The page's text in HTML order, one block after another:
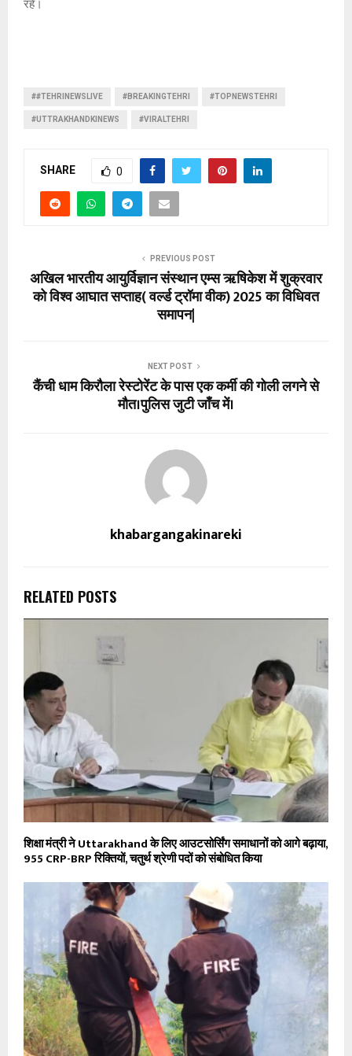
रहे।
##TEHRINEWSLIVE #BREAKINGTEHRI #TOPNEWSTEHRI
#UTTRAKHANDKINEWS #VIRALTEHRI
SHARE 0
PREVIOUS POST
अखिल भारतीय आयुर्विज्ञान संस्थान एम्स ऋषिकेश में शुक्रवार
को विश्व आघात सप्ताह( वर्ल्ड ट्रॉमा वीक) 2025 का विधिवत
समापन|
NEXT POST
कैंची धाम किरौला रेस्टोरेंट के पास एक कर्मी की गोली लगने से
मौत।पुलिस जुटी जाँच में।
khabargangakinareki
RELATED POSTS
शिक्षा मंत्री ने Uttarakhand के लिए आउटसोर्सिंग समाधानों को आगे बढ़ाया,
955 CRP-BRP रिक्तियों, चतुर्थ श्रेणी पदों को संबोधित किया